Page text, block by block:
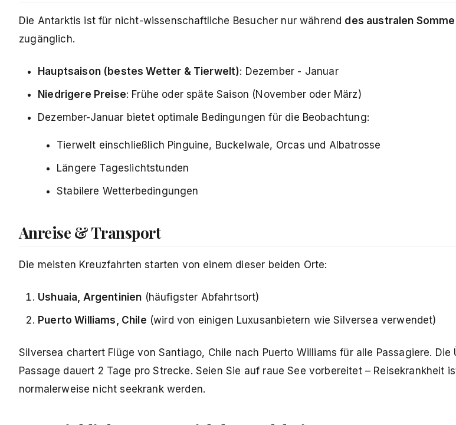
Die Antarktis ist für nicht-wissenschaftliche Besucher nur während des australen
zugänglich.
Hauptsaison (bestes Wetter & Tierwelt): Dezember - Januar
Niedrigere Preise: Frühe oder späte Saison (November oder März)
Dezember-Januar bietet optimale Bedingungen für die Beobachtung:
Tierwelt einschließlich Pinguine, Buckelwale, Orcas und Albatrosse
Längere Tageslichtstunden
Stabilere Wetterbedingungen
Anreise & Transport
Die meisten Kreuzfahrten starten von einem dieser beiden Orte:
Ushuaia, Argentinien (häufigster Abfahrtsort)
Puerto Williams, Chile (wird von einigen Luxusanbietern wie Silversea verwendet)
Silversea chartert Flüge von Santiago, Chile nach Puerto Williams für alle Passagiere. Die
Passage dauert 2 Tage pro Strecke. Seien Sie auf raue See vorbereitet – Reisekrankheit
normalerweise nicht seekrank werden.